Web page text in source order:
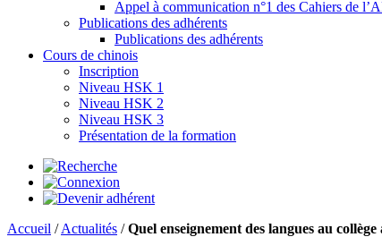
Appel à communication n°1 des Cahiers de
Publications des adhérents
Publications des adhérents
Cours de chinois
Inscription
Niveau HSK 1
Niveau HSK 2
Niveau HSK 3
Présentation de la formation
Accueil /Actualités /Quel enseignement des langues au